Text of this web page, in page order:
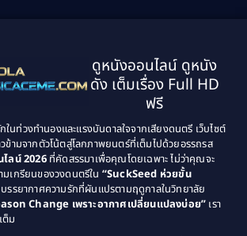
Classic หนังคลาสสิก(25)
Classic หนังคลาสสิก(134)
Classic หนังคลาสสิก(21)
Comedy ตลก(515)
Comedy ตลก(46)
1994
1992
1988
1986
1984
1982
ดูหนังออนไลน์ ดูหนัง
ดัง เต็มเรื่อง Full HD
ฟรี
ท่วงทำนองและแรงบันดาลใจจากเสียงดนตรี เว็บไซต์
ข้ามจากตัวโน้ตสู่โลกภาพยนตร์ที่เต็มไปด้วยอรรถรส
ลน์ 2026ที่คัดสรรมาเพื่อคุณโดยเฉพาะ ไม่ว่าคุณจะ
เกรียนของวงดนตรีใน “SuckSeed ห่วยขั้น
รยากาศความรักที่ผันแปรตามฤดูกาลในวิทยาลัย
Change เพราะอากาศเปลี่ยนแปลงบ่อย” เรา
ม